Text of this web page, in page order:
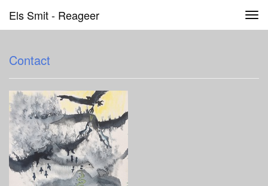
Els Smit - Reageer
Contact